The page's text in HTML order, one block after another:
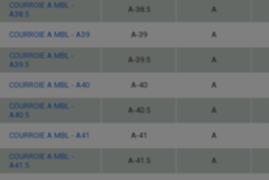
COURROIE A MBL -
A38.5
A-38.5 A
COURROIE A MBL - A39 A-39 A
COURROIE A MBL -
A39.5
A-39.5 A
COURROIE A MBL - A40 A-40 A
COURROIE A MBL -
A40.5
A-40.5 A
COURROIE A MBL - A41 A-41 A
COURROIE A MBL -
A41.5
A-41.5 A